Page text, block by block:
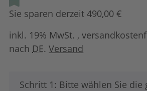
Sie sparen derzeit 490,00 €
inkl. 19% MwSt. ,
nach DE.Versand
x
Schritt 1: Bitte wählen Sie die